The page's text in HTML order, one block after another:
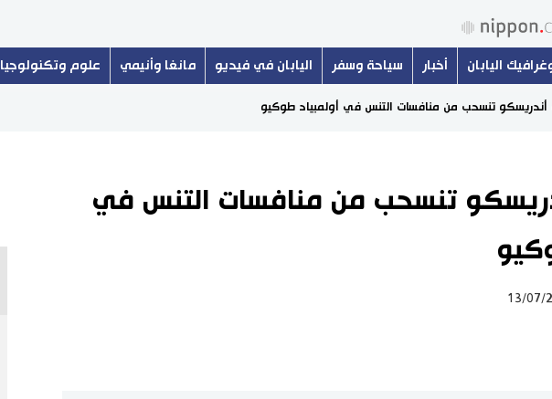
اليابان أخبار سياحة وسفر اليابان في فيديو مانغا وأنيمي علوم وتكنولوجيا
أندريسكو تنسحب من منافسات التنس في أولمبياد طوكيو
تنسحب من منافسات التنس في
13/07/